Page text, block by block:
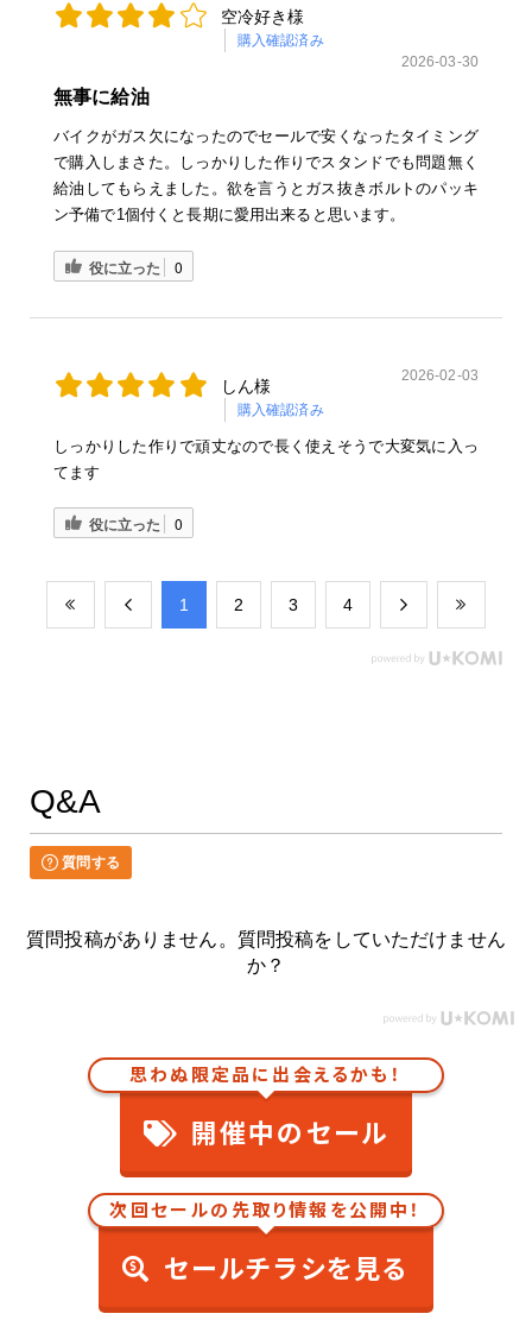
空冷好き様
購入確認済み
2026-03-30
無事に給油
バイクがガス欠になったのでセールで安くなったタイミング
で購入しまさた。しっかりした作りでスタンドでも問題無く
給油してもらえました。欲を言うとガス抜きボルトのパッキ
ン予備で1個付くと長期に愛用出来ると思います。
役に立った 0
しん様
購入確認済み
2026-02-03
しっかりした作りで頑丈なので長く使えそうで大変気に入っ
てます
役に立った 0
​1 ​2 ​3 ​4
Q&A
質問する
質問投稿がありません。質問投稿をしていただけません
か？
思わぬ限定品に出会えるかも！
開催中のセール
次回セールの先取り情報を公開中！
セールチラシを見る